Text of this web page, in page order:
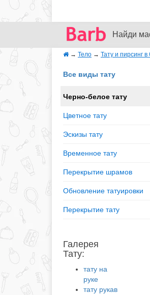
Найди
→ Тело → Тату и пирсинг в
Все виды тату
Черно-белое тату
Цветное тату
Эскизы тату
Временное тату
Перекрытие шрамов
Обновление татуировки
Перекрытие тату
Галерея
Тату:
тату на
руке
тату рукав